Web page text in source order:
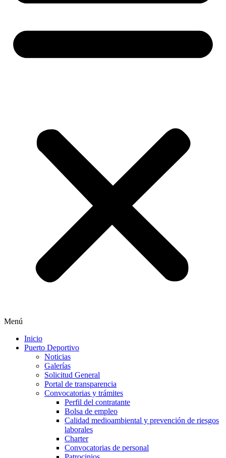
Menú
Inicio
Puerto Deportivo
Noticias
Galerías
Solicitud General
Portal de transparencia
Convocatorias y trámites
Perfil del contratante
Bolsa de empleo
Calidad medioambiental y prevención de riesgos
laborales
Charter
Convocatorias de personal